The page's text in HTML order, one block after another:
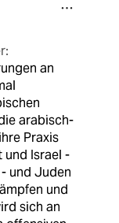
an
arabisch-
Praxis
Israel -
und Juden
und
sich an